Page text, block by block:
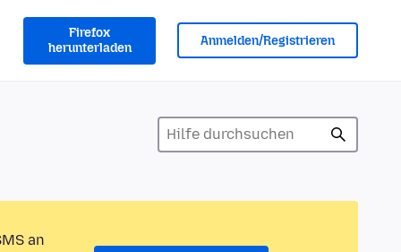
Firefox
herunterladen
Anmelden/Registrieren
an